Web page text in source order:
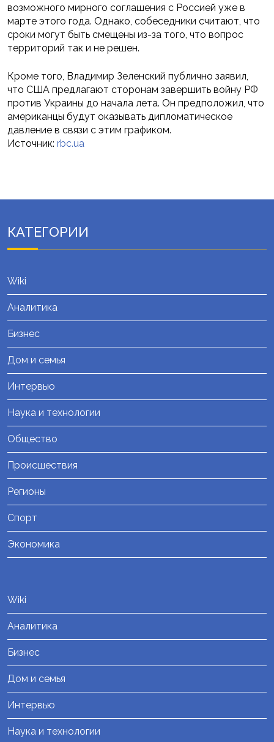
возможного мирного соглашения с Россией уже в
марте этого года. Однако, собеседники считают, что
сроки могут быть смещены из-за того, что вопрос
территорий так и не решен.
Кроме того, Владимир Зеленский публично заявил,
что США предлагают сторонам завершить войну РФ
против Украины до начала лета. Он предположил, что
американцы будут оказывать дипломатическое
давление в связи с этим графиком.
Источник: rbc.ua
КАТЕГОРИИ
Wiki
Аналитика
Бизнес
Дом и семья
Интервью
Наука и технологии
Общество
Происшествия
Регионы
Спорт
Экономика
Wiki
Аналитика
Бизнес
Дом и семья
Интервью
Наука и технологии